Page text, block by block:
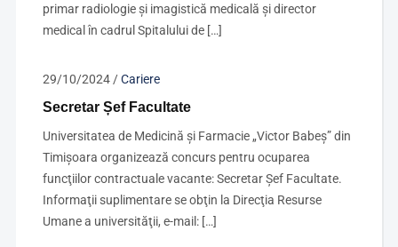
primar radiologie și imagistică medicală și director
medical în cadrul Spitalului de […]
29/10/2024/Cariere
Secretar Șef Facultate
Universitatea de Medicină şi Farmacie „Victor Babeş” din
Timişoara organizează concurs pentru ocuparea
funcţiilor contractuale vacante: Secretar Șef Facultate.
Informaţii suplimentare se obţin la Direcţia Resurse
Umane a universităţii, e-mail: […]